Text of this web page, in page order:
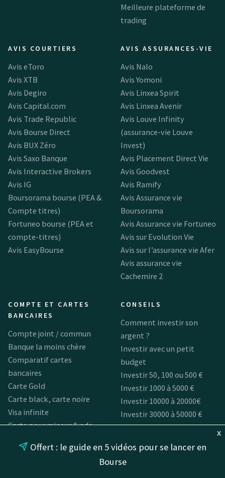
x
Offert : le guide en 5 vidéos pour se lancer en
Bourse
Meilleure plateforme de
trading
AVIS COURTIERS
Avis eToro
Avis XTB
Avis Degiro
Avis Capital.com
Avis Trade Republic
Avis Bourse Direct
Avis BUX Zéro
Avis Saxo Banque
Avis Interactive Brokers
Avis IG
Boursorama bourse (PEA &
Compte titres)
Fortuneo bourse (PEA et
compte-titres)
Avis EasyBourse
AVIS ASSURANCES-VIE
Avis Nalo
Avis Yomoni
Avis Linxea Spirit
Avis Linxea Avenir
Avis Louve Infinity
(assurance-vie Louve
Invest)
Avis Placement Direct Vie
Avis Goodvest
Avis Ramify
Avis Assurance vie
Boursorama
Avis Assurance vie Fortuneo
Avis sur Evolution Vie
Avis sur l’assurance vie Afer
Avis assurance vie
Cachemire 2
COMPTE ET CARTES
BANCAIRES
Compte joint / commun
Banque la moins chère
Comparatif cartes
bancaires
Carte Gold
Carte black, carte noire
Visa infinite
Carte pour mineur & ado
Banque sans frais
CONSEILS
Comment investir son
argent ?
Investir avec un petit
budget
Investir 50, 100 ou 500 €
Investir 1000 à 5000 €
Investir 10000 à 20000€
Investir 30000 à 50000 €
Comment investir 100 000 €